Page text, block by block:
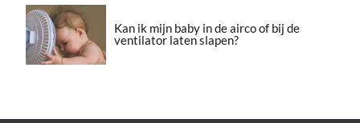
Kan ik mijn baby in de airco of bij de
ventilator laten slapen?